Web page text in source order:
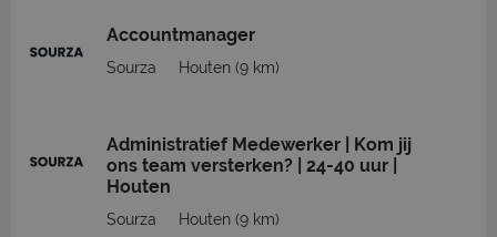
Accountmanager
Sourza Houten (9 km)
Administratief Medewerker | Kom jij
ons team versterken? | 24-40 uur |
Houten
Sourza Houten (9 km)